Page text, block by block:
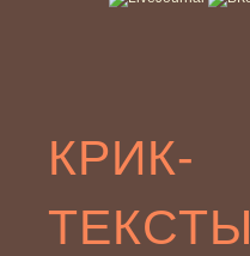
КРИК-
ТЕКСТЫ